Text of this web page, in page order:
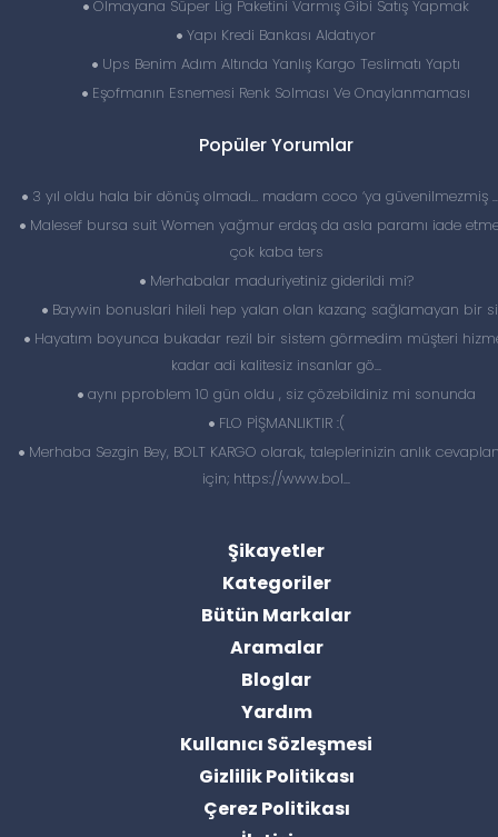
Olmayana Süper Lig Paketini Varmış Gibi Satış Yapmak
Yapı Kredi Bankası Aldatıyor
Ups Benim Adım Altında Yanlış Kargo Teslimatı Yaptı
Eşofmanın Esnemesi Renk Solması Ve Onaylanmaması
Popüler Yorumlar
3 yıl oldu hala bir dönüş olmadı… madam coco ‘ya güvenilmezmiş
Malesef bursa suit Women yağmur erdaş da asla paramı iade
çok kaba ters
Merhabalar maduriyetiniz giderildi mi?
Baywin bonuslari hileli hep yalan olan kazanç sağlamayan bir
Hayatım boyunca bukadar rezil bir sistem görmedim müşteri
kadar adi kalitesiz insanlar gö...
aynı pproblem 10 gün oldu , siz çözebildiniz mi sonunda
FLO PİŞMANLIKTIR :(
Merhaba Sezgin Bey, BOLT KARGO olarak, taleplerinizin anlık
için; https://www.bol...
Şikayetler
Kategoriler
Bütün Markalar
Aramalar
Bloglar
Yardım
Kullanıcı Sözleşmesi
Gizlilik Politikası
Çerez Politikası